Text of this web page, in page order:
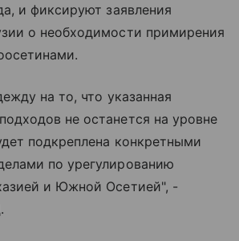
и фиксируют заявления
о необходимости примирения
на то, что указанная
не останется на уровне
подкреплена конкретными
по урегулированию
и Южной Осетией", -